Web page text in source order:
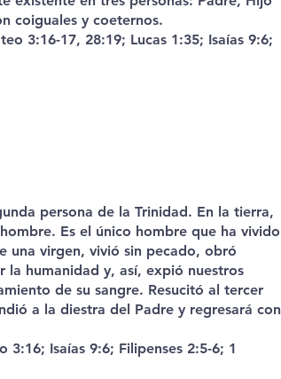
coiguales y coeternos.
3:16-17, 28:19; Lucas 1:35; Isaías 9:6;
persona de la Trinidad. En la tierra,
Es el único hombre que ha vivido
una virgen, vivió sin pecado, obró
la humanidad y, así, expió nuestros
de su sangre. Resucitó al tercer
a la diestra del Padre y regresará con
3:16; Isaías 9:6; Filipenses 2:5-6; 1